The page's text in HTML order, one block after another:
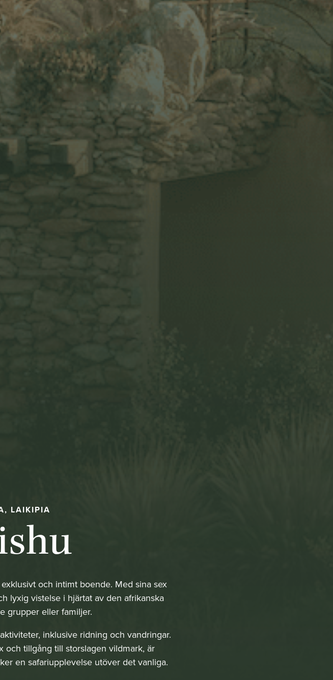
LAIKIPIA
och intimt boende. Med sina sex
lyxig vistelse i hjärtat av den afrikanska
grupper eller familjer.
inklusive ridning och vandringar.
och tillgång till storslagen vildmark, är
en safariupplevelse utöver det vanliga.